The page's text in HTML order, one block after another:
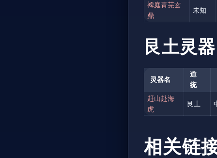
裨庭青芫玄
鼎
未知
艮土灵
灵器名
道
统
赶山赴海
虎
艮土
相关链